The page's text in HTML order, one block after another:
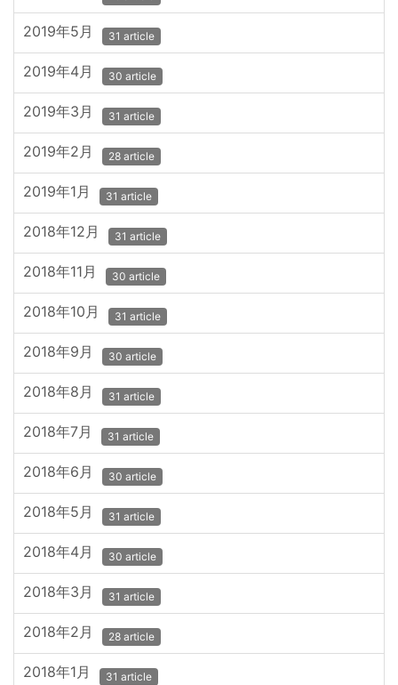
2019年5月 31 article
2019年4月 30 article
2019年3月 31 article
2019年2月 28 article
2019年1月 31 article
2018年12月 31 article
2018年11月 30 article
2018年10月 31 article
2018年9月 30 article
2018年8月 31 article
2018年7月 31 article
2018年6月 30 article
2018年5月 31 article
2018年4月 30 article
2018年3月 31 article
2018年2月 28 article
2018年1月 31 article